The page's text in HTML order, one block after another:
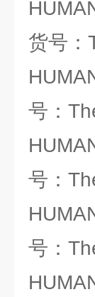
货号：
号：
号：
号：